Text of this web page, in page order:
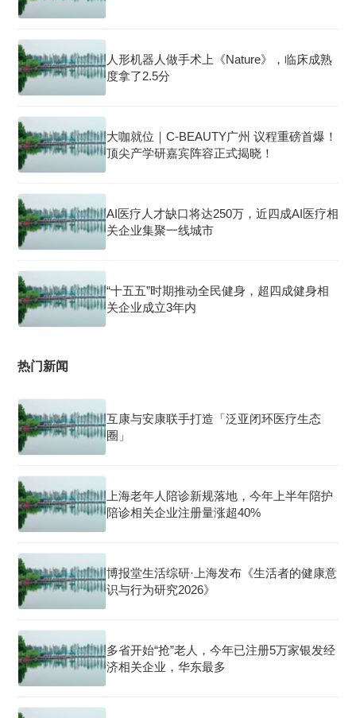
人形机器人做手术上《Nature》，临床成熟
度拿了2.5分
大咖就位｜C-BEAUTY广州 议程重磅首爆！
顶尖产学研嘉宾阵容正式揭晓！
AI医疗人才缺口将达250万，近四成AI医疗相
关企业集聚一线城市
“十五五”时期推动全民健身，超四成健身相
关企业成立3年内
热门新闻
互康与安康联手打造「泛亚闭环医疗生态
圈」
上海老年人陪诊新规落地，今年上半年陪护
陪诊相关企业注册量涨超40%
博报堂生活综研·上海发布《生活者的健康意
识与行为研究2026》
多省开始“抢”老人，今年已注册5万家银发经
济相关企业，华东最多